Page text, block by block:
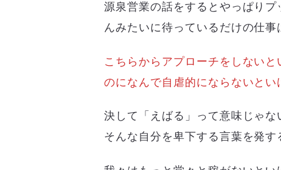
源泉営業の話をするとやっぱり
んみたいに待っているだけの仕事
こちらからアプローチをしない
のになんで自虐的にならないとい
決して「えばる」って意味じゃな
そんな自分を卑下する言葉を発す